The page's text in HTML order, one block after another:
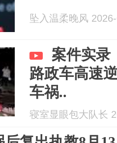
坠入温柔晚风
案件实录
路政车高速
车祸..
寝室显眼包大队长